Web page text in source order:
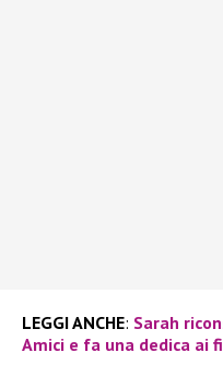
LEGGI ANCHE: Sarah
Amici e fa una dedica ai